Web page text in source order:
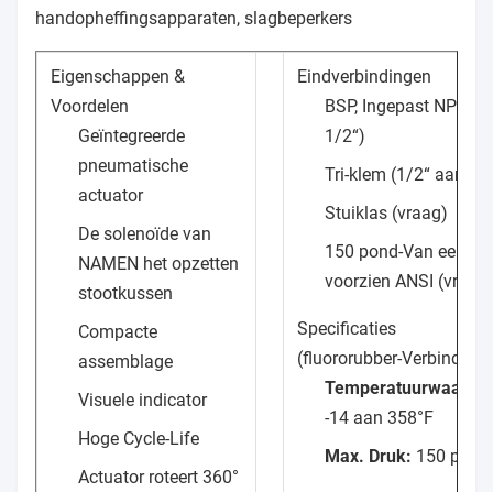
handopheffingsapparaten, slagbeperkers
Eigenschappen &
Voordelen
Geïntegreerde
pneumatische
actuator
De solenoïde van
NAMEN het opzetten
stootkussen
Compacte
assemblage
Visuele indicator
Hoge Cycle-Life
Actuator roteert 360°
Eindverbindingen
BSP, Ingepast NPT
1/2“)
Tri-klem (1/2“ aan 2
Stuiklas (vraag)
150 pond-Van een
voorzien ANSI (vraag)
Specificaties
(fluororubber-
Temperatuurwaaier:
-14 aan 358°F
Max. Druk: 150 psig